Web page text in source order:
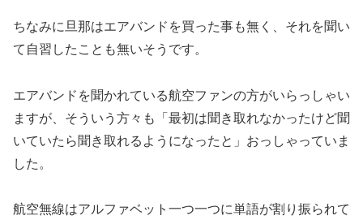
ちなみに旦那はエアバンドを買った事も無く、それを聞い
て自習したことも無いそうです。
エアバンドを聞かれている航空ファンの方がいらっしゃい
ますが、そういう方々も「最初は聞き取れなかったけど聞
いていたら聞き取れるようになったと」おっしゃっていま
した。
航空無線はアルファベット一つ一つに単語が割り振られて